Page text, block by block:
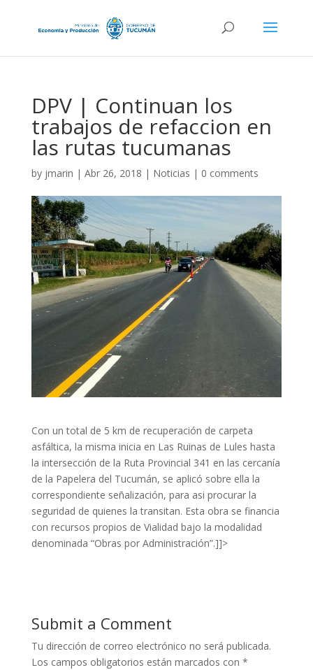
DPV | Continuan los
trabajos de refaccion en
las rutas tucumanas
by jmarin | Abr 26, 2018 | Noticias | 0 comments
Con un total de 5 km de recuperación de carpeta
asfáltica, la misma inicia en Las Ruinas de Lules hasta
la intersección de la Ruta Provincial 341 en las cercanía
de la Papelera del Tucumán, se aplicó sobre ella la
correspondiente señalización, para asi procurar la
seguridad de quienes la transitan. Esta obra se financia
con recursos propios de Vialidad bajo la modalidad
denominada “Obras por Administración”.]]>
Submit a Comment
Tu dirección de correo electrónico no será publicada.
Los campos obligatorios están marcados con *